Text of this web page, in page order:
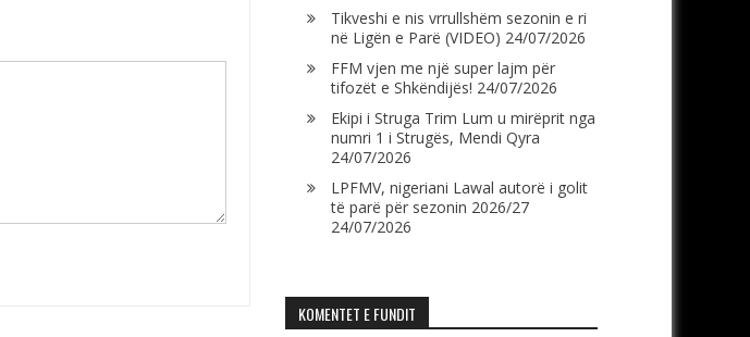
Tikveshi e nis vrrullshëm sezonin e ri
në Ligën e Parë (VIDEO) 24/07/2026
FFM vjen me një super lajm për
tifozët e Shkëndijës! 24/07/2026
Ekipi i Struga Trim Lum u mirëprit nga
numri 1 i Strugës, Mendi Qyra
24/07/2026
LPFMV, nigeriani Lawal autorë i golit
të parë për sezonin 2026/27
24/07/2026
KOMENTET E FUNDIT